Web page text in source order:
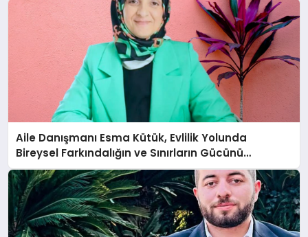
Aile Danışmanı Esma Kütük, Evlilik Yolunda
Bireysel Farkındalığın ve Sınırların Gücünü
Anlatıyor